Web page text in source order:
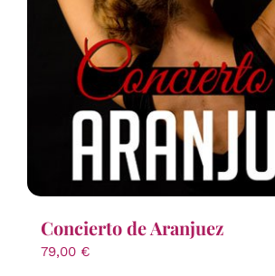
Concierto de Aranjuez
79,00 €